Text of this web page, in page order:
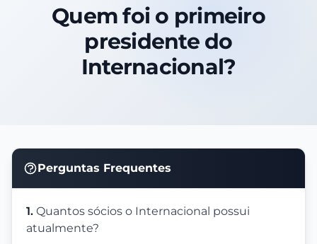
Quem foi o primeiro
presidente do
Internacional?
Perguntas Frequentes
1. Quantos sócios o Internacional possui
atualmente?